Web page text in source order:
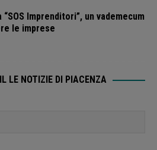
Imprenditori”, un vademecum
le imprese
LE NOTIZIE DI PIACENZA